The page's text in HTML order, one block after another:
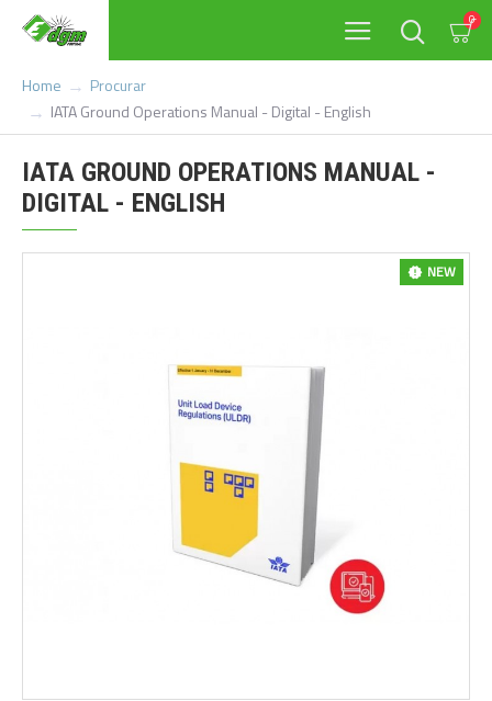
0
Home
Procurar
IATA Ground Operations Manual - Digital - English
IATA GROUND OPERATIONS MANUAL -
DIGITAL - ENGLISH
NEW